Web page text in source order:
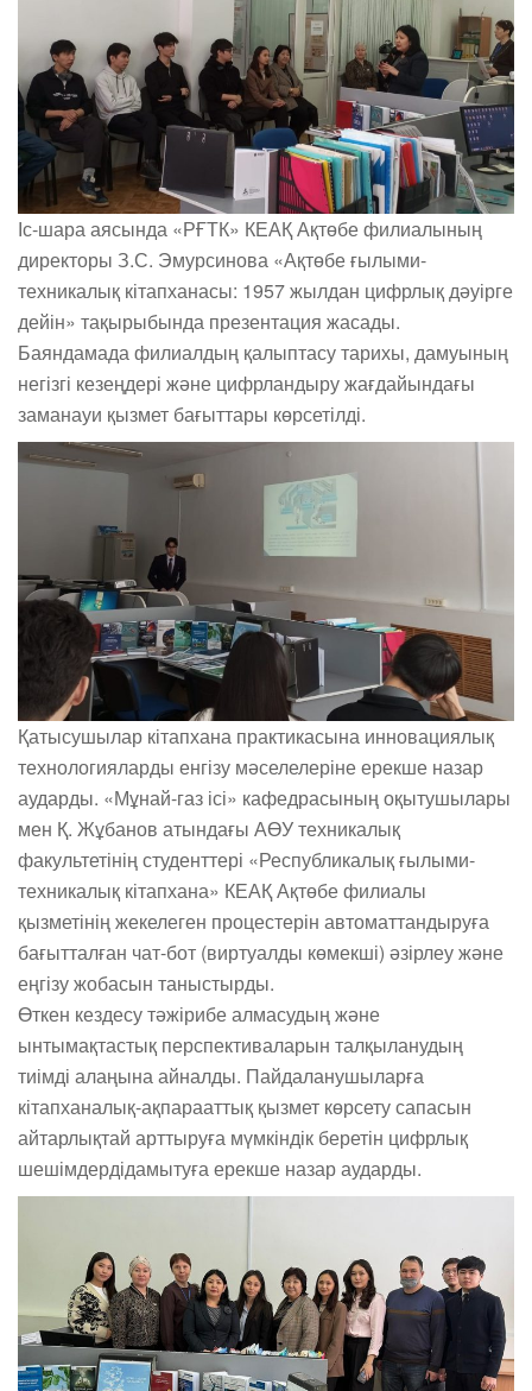
Іс-шара аясында «РҒТК» КЕАҚ Ақтөбе филиалының
директоры З.С. Эмурсинова «Ақтөбе ғылыми-
техникалық кітапханасы: 1957 жылдан цифрлық дәуірге
дейін» тақырыбында презентация жасады.
Баяндамада филиалдың қалыптасу тарихы, дамуының
негізгі кезеңдері және цифрландыру жағдайындағы
заманауи қызмет бағыттары көрсетілді.
Қатысушылар кітапхана практикасына инновациялық
технологияларды енгізу мәселелеріне ерекше назар
аударды. «Мұнай-газ ісі» кафедрасының оқытушылары
мен Қ. Жұбанов атындағы АӨУ техникалық
факультетінің студенттері «Республикалық ғылыми-
техникалық кітапхана» КЕАҚ Ақтөбе филиалы
қызметінің жекелеген процестерін автоматтандыруға
бағытталған чат-бот (виртуалды көмекші) әзірлеу және
еңгізу жобасын таныстырды.
Өткен кездесу тәжірибе алмасудың және
ынтымақтастық перспективаларын талқыланудың
тиімді алаңына айналды. Пайдаланушыларға
кітапханалық-ақпарааттық қызмет көрсету сапасын
айтарлықтай арттыруға мүмкіндік беретін цифрлық
шешімдердідамытуға ерекше назар аударды.